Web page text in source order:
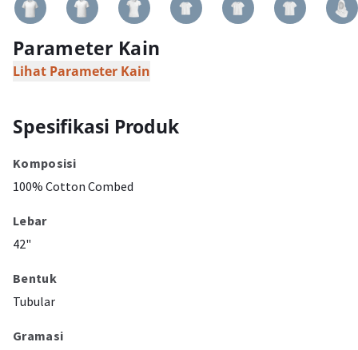
Parameter Kain
Lihat Parameter Kain
Spesifikasi Produk
Komposisi
100% Cotton Combed
Lebar
42"
Bentuk
Tubular
Gramasi